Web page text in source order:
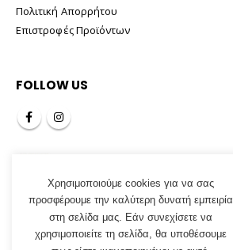
Πολιτική Απορρήτου
Επιστροφές Προϊόντων
FOLLOW US
Χρησιμοποιούμε cookies για να σας
προσφέρουμε την καλύτερη δυνατή εμπειρία
στη σελίδα μας. Εάν συνεχίσετε να
χρησιμοποιείτε τη σελίδα, θα υποθέσουμε